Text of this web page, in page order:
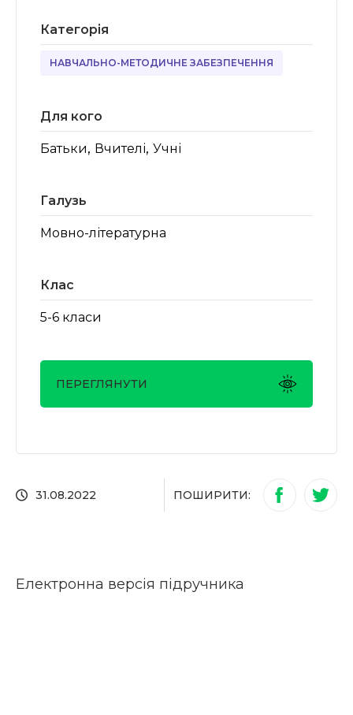
31.08.2022 ПОШИРИТИ:
Електронна версія підручника
Категорія
НАВЧАЛЬНО-МЕТОДИЧНЕ ЗАБЕЗПЕЧЕННЯ
Для кого
Батьки, Вчителі, Учні
Галузь
Мовно-літературна
Клас
5-6 класи
ПЕРЕГЛЯНУТИ